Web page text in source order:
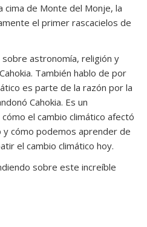
cima de Monte del Monje, la
el primer rascacielos de
sobre astronomía, religión y
También hablo de por
es parte de la razón por la
Cahokia. Es un
el cambio climático afectó
y cómo podemos aprender de
el cambio climático hoy.
sobre este increíble